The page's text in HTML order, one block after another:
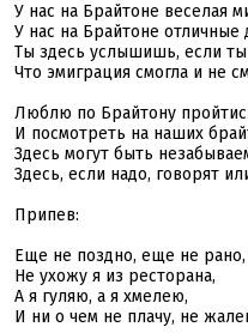
У нас на Брайтоне веселая
У нас на Брайтоне отличные
Ты здесь услышишь, если
Что эмиграция смогла и не
Люблю по Брайтону
И посмотреть на наших
Здесь могут быть
Здесь, если надо, говорят
Припев:
Еще не поздно, еще не рано,
Не ухожу я из ресторана,
А я гуляю, а я хмелею,
И ни о чем не плачу, не